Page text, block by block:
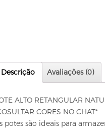
Descrição Avaliações (0)
ALTO RETANGULAR
CORES NO CHAT*
potes são ideais para